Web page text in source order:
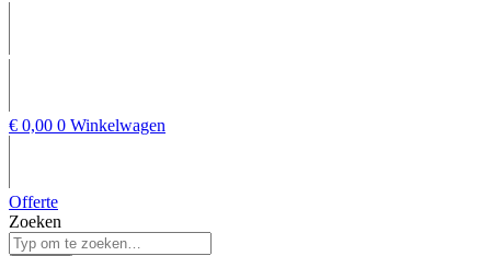
€ 0,00 0 Winkelwagen
Offerte
Zoeken